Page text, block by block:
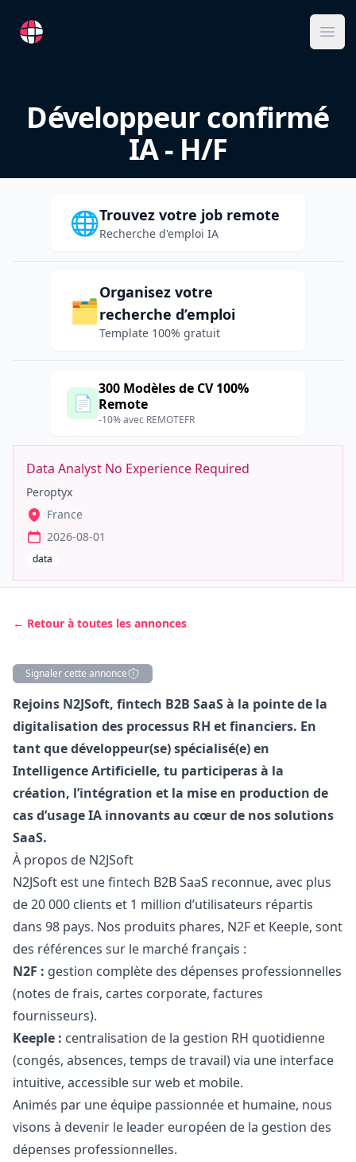
RemoteFR
Développeur confirmé
IA - H/F
🌐Trouvez votre job remote
Recherche d'emploi IA
🗂️
Organisez votre
recherche d’emploi
Template 100% gratuit
📄
300 Modèles de CV 100%
Remote
-10% avec REMOTEFR
Data Analyst No Experience Required
Peroptyx
France
2026-08-01
data
← Retour à toutes les annonces
Signaler cette annonce
Description
Rejoins N2JSoft, fintech B2B SaaS à la pointe de la
digitalisation des processus RH et financiers. En
tant que développeur(se) spécialisé(e) en
Intelligence Artificielle, tu participeras à la
création, l’intégration et la mise en production de
cas d’usage IA innovants au cœur de nos solutions
SaaS.
À propos de N2JSoft
N2JSoft est une fintech B2B SaaS reconnue, avec plus
de 20 000 clients et 1 million d’utilisateurs répartis
dans 98 pays. Nos produits phares, N2F et Keeple, sont
des références sur le marché français :
N2F : gestion complète des dépenses professionnelles
(notes de frais, cartes corporate, factures
fournisseurs).
Keeple : centralisation de la gestion RH quotidienne
(congés, absences, temps de travail) via une interface
intuitive, accessible sur web et mobile.
Animés par une équipe passionnée et humaine, nous
visons à devenir le leader européen de la gestion des
dépenses professionnelles.